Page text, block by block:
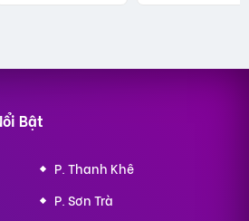
Bật
P. Thanh Khê
P. Sơn Trà